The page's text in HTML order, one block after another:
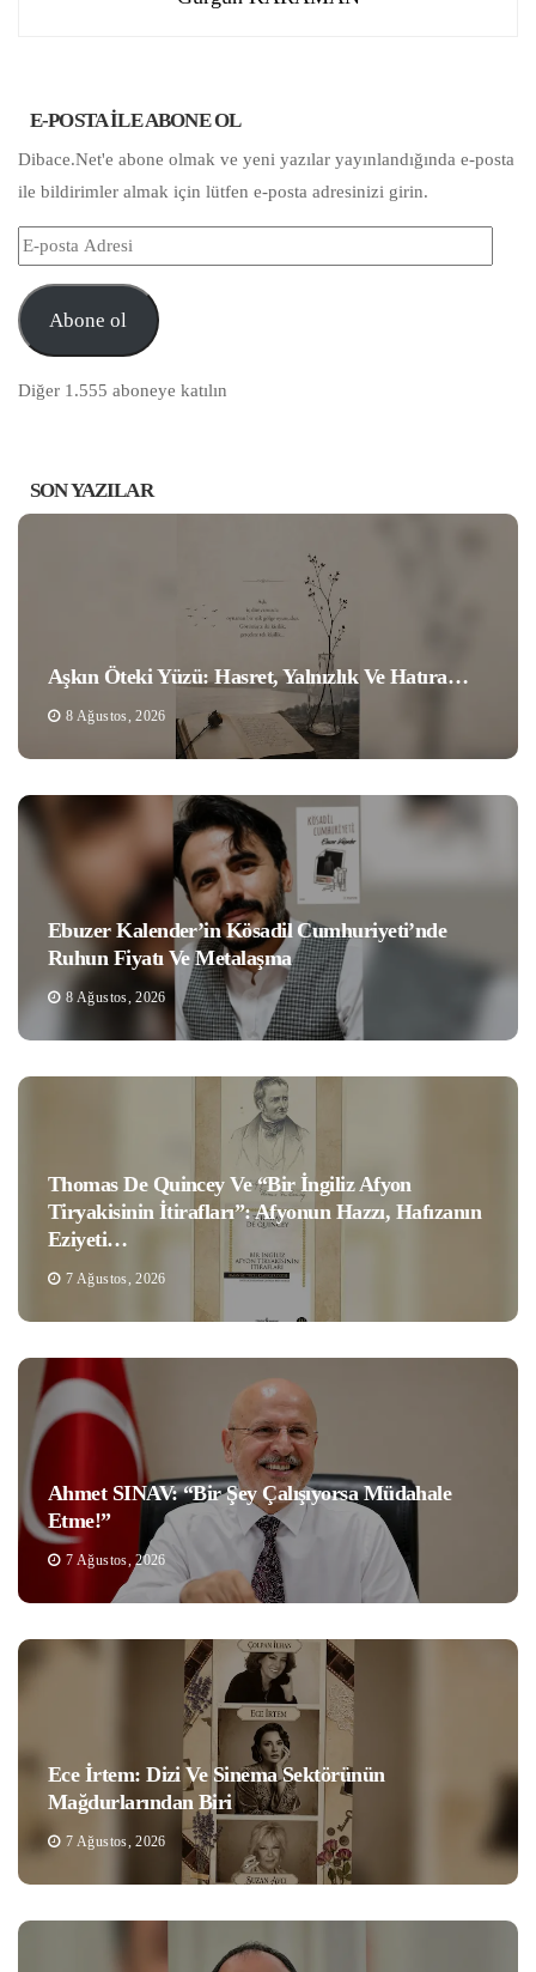
E-POSTA ILE ABONE OL
Dibace.Net'e abone olmak ve yeni yazılar yayınlandığında e-posta
ile bildirimler almak için lütfen e-posta adresinizi girin.
E-
Adresi
Abone ol
Diğer 1.555 aboneye katılın
SON YAZILAR
Aşkın Öteki Yüzü: Hasret, Yalnızlık Ve Hatıra…
8 Ağustos, 2026
Ebuzer Kalender’in Kösadil Cumhuriyeti’nde
Ruhun Fiyatı Ve Metalaşma
8 Ağustos, 2026
Thomas De Quincey Ve “Bir İngiliz Afyon
Tiryakisinin İtirafları”: Afyonun Hazzı, Hafızanın
Eziyeti…
7 Ağustos, 2026
Ahmet SINAV: “Bir Şey Çalışıyorsa Müdahale
Etme!”
7 Ağustos, 2026
Ece İrtem: Dizi Ve Sinema Sektörünün
Mağdurlarından Biri
7 Ağustos, 2026